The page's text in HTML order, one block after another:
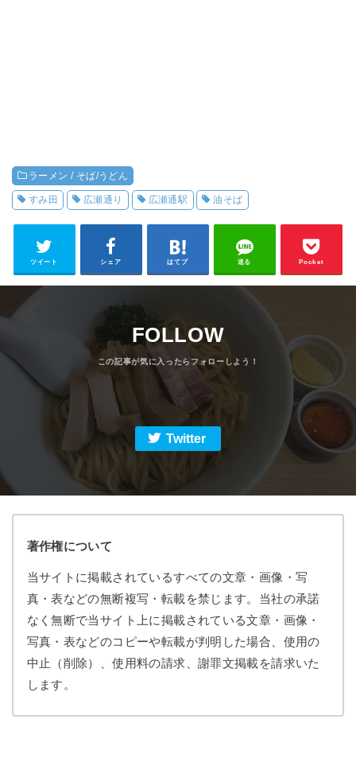
ラーメン / そば/うどん
すみ田 広瀬通り 広瀬通駅 油そば
ツイート シェア はてブ 送る Pocket
FOLLOW
Twitter
著作権について
当サイトに掲載されているすべての文章・画像・写
真・表などの無断複写・転載を禁じます。当社の承諾
なく無断で当サイト上に掲載されている文章・画像・
写真・表などのコピーや転載が判明した場合、使用の
中止（削除）、使用料の請求、謝罪文掲載を請求いた
します。